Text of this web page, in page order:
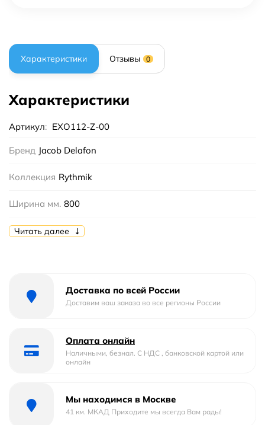
Характеристики Отзывы 0
Характеристики
Артикул: EXO112-Z-00
Бренд Jacob Delafon
Коллекция Rythmik
Ширина мм. 800
Высота мм. 135
Отверстие под смеситель
Отверстие под перелив : Да
накладная, подвесная, полувстраиваемая,
Форма прямоугольная
Читать далее
Доставка по всей России
Доставим ваш заказа во все регионы России
Оплата онлайн
Наличными, безнал. С НДС , банковской картой или
онлайн
Мы находимся в Москве
41 км. МКАД Приходите мы всегда Вам рады!